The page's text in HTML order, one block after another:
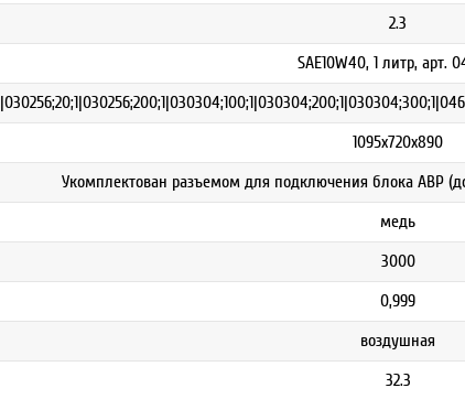
2.3
SAE10W40, 1 литр, арт.
1095х720х890
Укомплектован разъемом для подключения блока АВР
медь
3000
0,999
воздушная
32.3